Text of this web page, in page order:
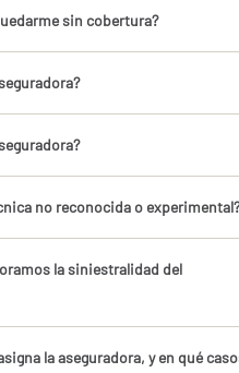
sin cobertura?
no reconocida o experimental?
la siniestralidad del
la aseguradora, y en qué